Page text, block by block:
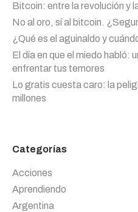
Bitcoin: entre la revolución y
No al oro, sí al bitcoin.
¿Qué es el aguinaldo y
El día en que el miedo habló:
enfrentar tus temores
Lo gratis cuesta caro: la
millones
Categorías
Acciones
Aprendiendo
Argentina